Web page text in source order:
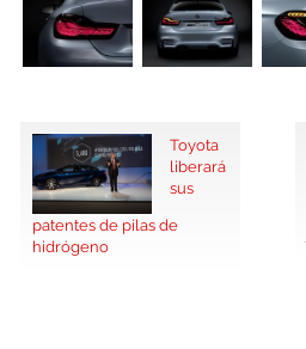
Toyota
liberará
sus
patentes de pilas de
hidrógeno